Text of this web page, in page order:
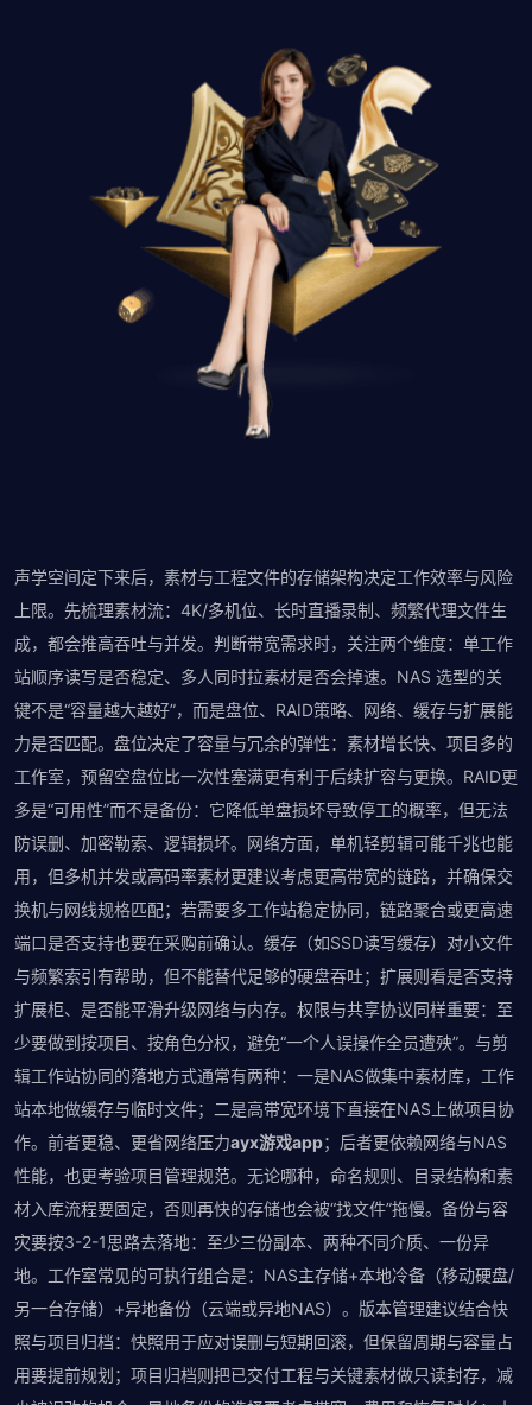
声学空间定下来后，素材与工程文件的存储架构决定工作效率与风险
上限。先梳理素材流：4K/多机位、长时直播录制、频繁代理文件生
成，都会推高吞吐与并发。判断带宽需求时，关注两个维度：单工作
站顺序读写是否稳定、多人同时拉素材是否会掉速。NAS 选型的关
键不是“容量越大越好”，而是盘位、RAID策略、网络、缓存与扩展能
力是否匹配。盘位决定了容量与冗余的弹性：素材增长快、项目多的
工作室，预留空盘位比一次性塞满更有利于后续扩容与更换。RAID更
多是“可用性”而不是备份：它降低单盘损坏导致停工的概率，但无法
防误删、加密勒索、逻辑损坏。网络方面，单机轻剪辑可能千兆也能
用，但多机并发或高码率素材更建议考虑更高带宽的链路，并确保交
换机与网线规格匹配；若需要多工作站稳定协同，链路聚合或更高速
端口是否支持也要在采购前确认。缓存（如SSD读写缓存）对小文件
与频繁索引有帮助，但不能替代足够的硬盘吞吐；扩展则看是否支持
扩展柜、是否能平滑升级网络与内存。权限与共享协议同样重要：至
少要做到按项目、按角色分权，避免“一个人误操作全员遭殃”。与剪
辑工作站协同的落地方式通常有两种：一是NAS做集中素材库，工作
站本地做缓存与临时文件；二是高带宽环境下直接在NAS上做项目协
作。前者更稳、更省网络压力ayx游戏app；后者更依赖网络与NAS
性能，也更考验项目管理规范。无论哪种，命名规则、目录结构和素
材入库流程要固定，否则再快的存储也会被“找文件”拖慢。备份与容
灾要按3-2-1思路去落地：至少三份副本、两种不同介质、一份异
地。工作室常见的可执行组合是：NAS主存储+本地冷备（移动硬盘/
另一台存储）+异地备份（云端或异地NAS）。版本管理建议结合快
照与项目归档：快照用于应对误删与短期回滚，但保留周期与容量占
用要提前规划；项目归档则把已交付工程与关键素材做只读封存，减